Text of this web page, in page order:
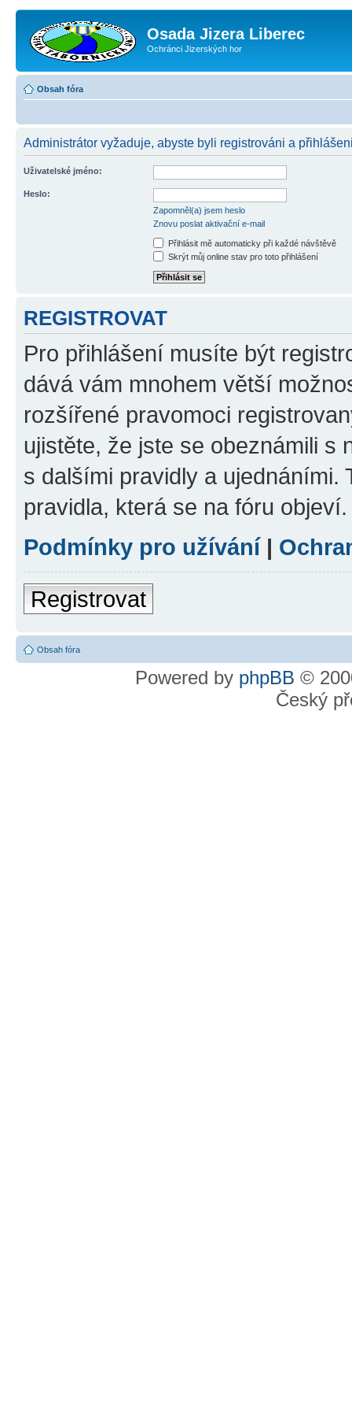
Osada Jizera Liberec
Ochránci Jizerských hor
Obsah fóra
Administrátor vyžaduje, abyste byli registrováni a
Uživatelské jméno:
Heslo:
Zapomněl(a) jsem heslo
Znovu poslat aktivační e-mail
Přihlásit mě automaticky při každé návštěvě
Skrýt můj online stav pro toto přihlášení
REGISTROVAT
Pro přihlášení musíte být
dává vám mnohem větší
rozšířené pravomoci
ujistěte, že jste se obeznámili s
s dalšími pravidly a ujednáními.
pravidla, která se na fóru objeví.
Podmínky pro užívání |
Registrovat
Obsah fóra
Powered by phpBB ©
Český